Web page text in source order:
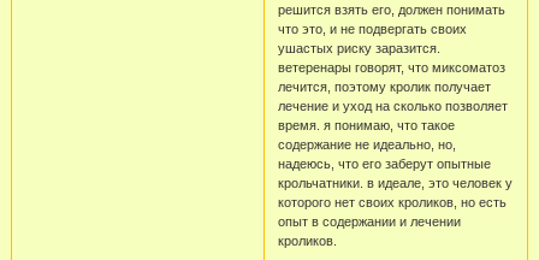
решится взять его, должен понимать
что это, и не подвергать своих
ушастых риску заразится.
ветеренары говорят, что миксоматоз
лечится, поэтому кролик получает
лечение и уход на сколько позволяет
время. я понимаю, что такое
содержание не идеально, но,
надеюсь, что его заберут опытные
крольчатники. в идеале, это человек у
которого нет своих кроликов, но есть
опыт в содержании и лечении
кроликов.